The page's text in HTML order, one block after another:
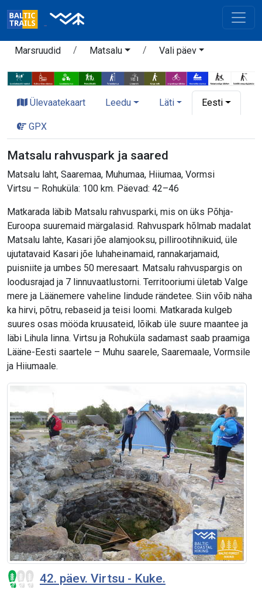
Marsruudid Matsalu Vali päev
Ülevaatekaart Leedu Läti Eesti
GPX
Matsalu rahvuspark ja saared
Matsalu laht, Saaremaa, Muhumaa, Hiiumaa, Vormsi
Virtsu – Rohuküla: 100 km. Päevad: 42–46
Matkarada läbib Matsalu rahvusparki, mis on üks Põhja-
Euroopa suuremaid märgalasid. Rahvuspark hõlmab madalat
Matsalu lahte, Kasari jõe alamjooksu, pillirootihnikuid, üle
ujutatavaid Kasari jõe luhaheinamaid, rannakarjamaid,
puisniite ja umbes 50 meresaart. Matsalu rahvuspargis on
loodusrajad ja 7 linnuvaatlustorni. Territooriumi ületab Valge
mere ja Läänemere vaheline lindude rändetee. Siin võib näha
ka hirvi, põtru, rebaseid ja teisi loomi. Matkarada kulgeb
suures osas mööda kruusateid, lõikab üle suure maantee ja
läbi Lihula linna. Virtsu ja Rohuküla sadamast saab praamiga
Lääne-Eesti saartele – Muhu saarele, Saaremaale, Vormsile
ja Hiiumaale.
42. päev. Virtsu - Kuke.